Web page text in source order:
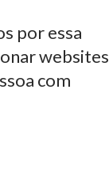
por essa
websites
com